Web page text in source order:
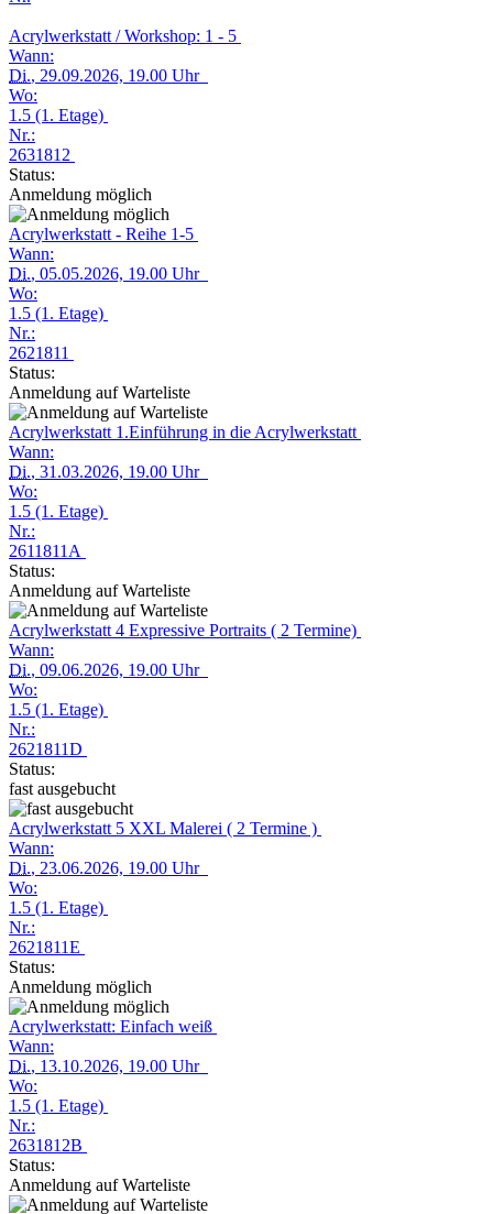
Acrylwerkstatt / Workshop: 1 - 5
Wann:
Di., 29.09.2026, 19.00 Uhr
Wo:
1.5 (1. Etage)
Nr.:
2631812
Status:
Anmeldung möglich
Acrylwerkstatt - Reihe 1-5
Wann:
Di., 05.05.2026, 19.00 Uhr
Wo:
1.5 (1. Etage)
Nr.:
2621811
Status:
Anmeldung auf Warteliste
Acrylwerkstatt 1.Einführung in die Acrylwerkstatt
Wann:
Di., 31.03.2026, 19.00 Uhr
Wo:
1.5 (1. Etage)
Nr.:
2611811A
Status:
Anmeldung auf Warteliste
Acrylwerkstatt 4 Expressive Portraits ( 2 Termine)
Wann:
Di., 09.06.2026, 19.00 Uhr
Wo:
1.5 (1. Etage)
Nr.:
2621811D
Status:
fast ausgebucht
Acrylwerkstatt 5 XXL Malerei ( 2 Termine )
Wann:
Di., 23.06.2026, 19.00 Uhr
Wo:
1.5 (1. Etage)
Nr.:
2621811E
Status:
Anmeldung möglich
Acrylwerkstatt: Einfach weiß
Wann:
Di., 13.10.2026, 19.00 Uhr
Wo:
1.5 (1. Etage)
Nr.:
2631812B
Status:
Anmeldung auf Warteliste